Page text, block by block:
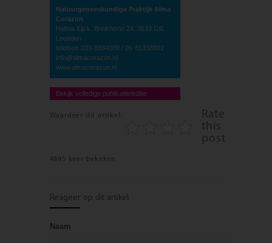
Natuurgeneeskundige Praktijk Alma
Corazon
Helma Eijck. Brinkhorst 24, 3833 GB
Leusden
telefoon 033-8884089 / 06-81338802
info@almacorazon.nl
www.almacorazon.nl
Bekijk volledige publicatie/editie
Waardeer dit artikel:
Rate
this
post
4895 keer bekeken
Reageer op dit artikel
Naam